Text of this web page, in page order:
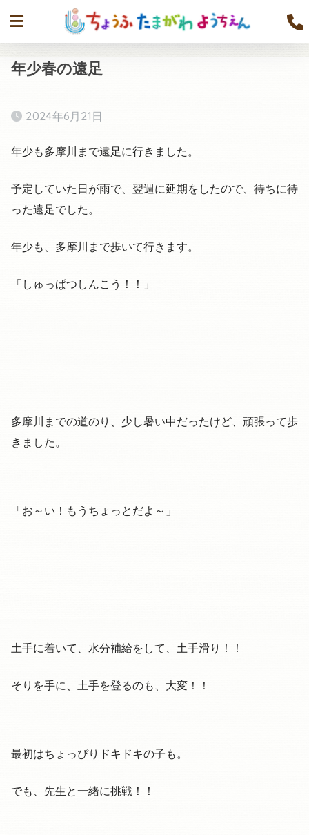
年少春の遠足
2024年6月21日
年少も多摩川まで遠足に行きました。
予定していた日が雨で、翌週に延期をしたので、待ちに待
った遠足でした。
年少も、多摩川まで歩いて行きます。
「しゅっぱつしんこう！！」
多摩川までの道のり、少し暑い中だったけど、頑張って歩
きました。
「お～い！もうちょっとだよ～」
土手に着いて、水分補給をして、土手滑り！！
そりを手に、土手を登るのも、大変！！
最初はちょっぴりドキドキの子も。
でも、先生と一緒に挑戦！！